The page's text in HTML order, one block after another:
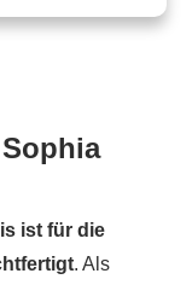
ist für die
. Als